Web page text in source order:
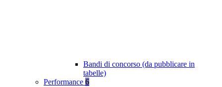
Bandi di concorso (da pubblicare in
tabelle)
Performance 6